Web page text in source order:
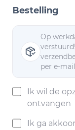
Bestelling
Op
per e-
Ik wil de
ontvangen
Ik ga